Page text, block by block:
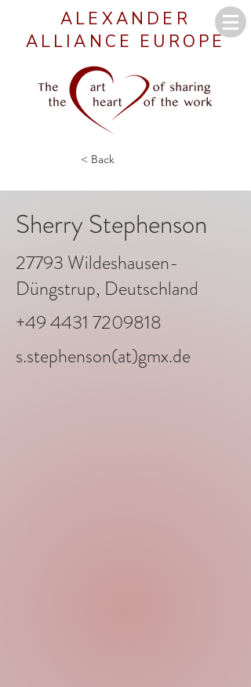
ALEXANDER
ALLIANCE EUROPE
< Back
Sherry Stephenson
27793 Wildeshausen-
Düngstrup, Deutschland
+49 4431 7209818
s.stephenson(at)gmx.de